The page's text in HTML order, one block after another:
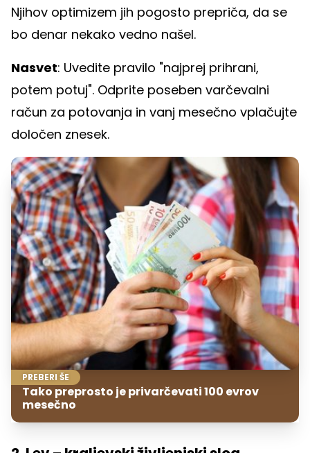
Njihov optimizem jih pogosto prepriča, da se
bo denar nekako vedno našel.
Nasvet: Uvedite pravilo "najprej prihrani,
potem potuj". Odprite poseben varčevalni
račun za potovanja in vanj mesečno vplačujte
določen znesek.
PREBERI ŠE
Tako preprosto je privarčevati 100 evrov
mesečno